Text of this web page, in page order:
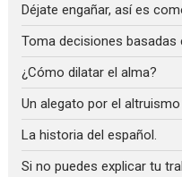
Déjate engañar, así es
Toma decisiones basadas
¿Cómo dilatar el alma?
Un alegato por el
La historia del español.
Si no puedes explicar tu